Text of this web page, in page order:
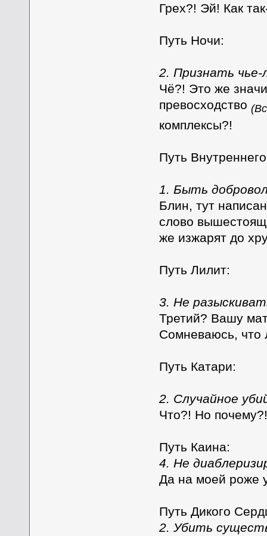
Грех?! Эй! Как
Путь Ночи:
2. Признать чье-
Чё?! Это же
превосходство
комплексы?!
Путь
1. Быть
Блин, тут
слово
же изжарят до
Путь Лилит:
3. Не
Третий? Вашу
Сомневаюсь, что
Путь Катари:
2. Случайное
Что?! Но
Путь Каина:
4. Не
Да на моей
Путь Дикого
2. Убить